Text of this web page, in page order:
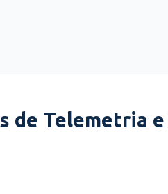
de Telemetria